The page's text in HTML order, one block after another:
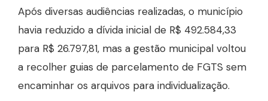
Após diversas audiências realizadas, o município
havia reduzido a dívida inicial de R$ 492.584,33
para R$ 26.797,81, mas a gestão municipal voltou
a recolher guias de parcelamento de FGTS sem
encaminhar os arquivos para individualização.